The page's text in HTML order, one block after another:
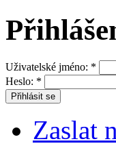
Uživatelské jméno: *
Heslo: *
Zaslat